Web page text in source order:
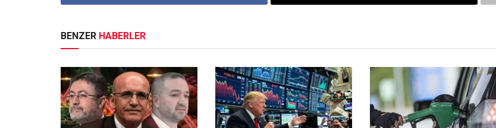
BENZER HABERLER